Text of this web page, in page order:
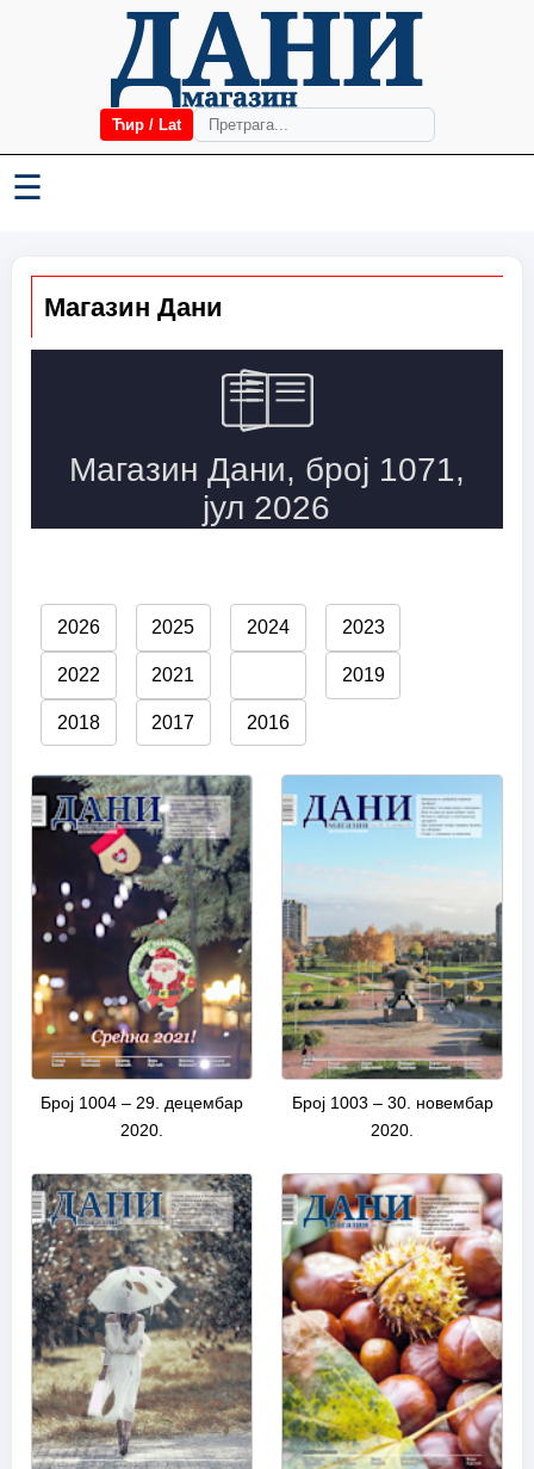
Ћир / Lat
☰
Магазин Дани
2026 2025 2024 2023
2022 2021 2019
2018 2017 2016
Број 1004 – 29. децембар
2020.
Број 1003 – 30. новембар
2020.